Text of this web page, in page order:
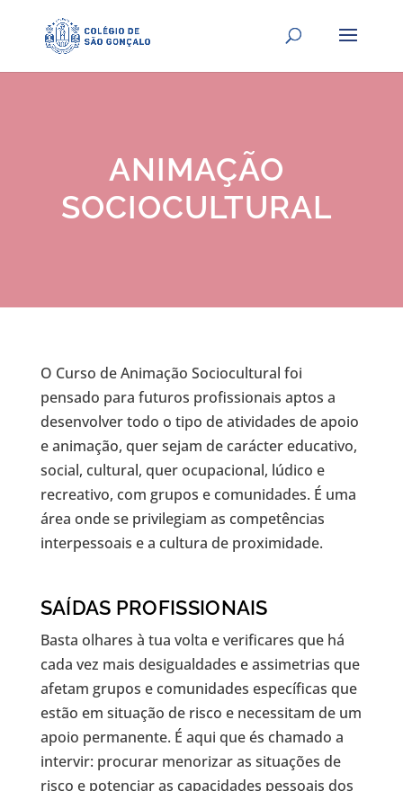
ANIMAÇÃO
SOCIOCULTURAL
O Curso de Animação Sociocultural foi
pensado para futuros profissionais aptos a
desenvolver todo o tipo de atividades de apoio
e animação, quer sejam de carácter educativo,
social, cultural, quer ocupacional, lúdico e
recreativo, com grupos e comunidades. É uma
área onde se privilegiam as competências
interpessoais e a cultura de proximidade.
SAÍDAS PROFISSIONAIS
Basta olhares à tua volta e verificares que há
cada vez mais desigualdades e assimetrias que
afetam grupos e comunidades específicas que
estão em situação de risco e necessitam de um
apoio permanente. É aqui que és chamado a
intervir: procurar menorizar as situações de
risco e potenciar as capacidades pessoais dos